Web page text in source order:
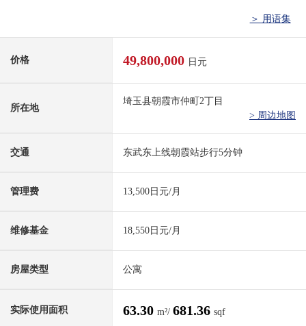
＞ 用语集
价格 49,800,000 日元
所在地
埼玉县朝霞市仲町2丁目
> 周边地图
交通 东武东上线朝霞站步行5分钟
管理费 13,500日元/月
维修基金 18,550日元/月
房屋类型 公寓
实际使用面积 63.30 m²/ 681.36 sqf